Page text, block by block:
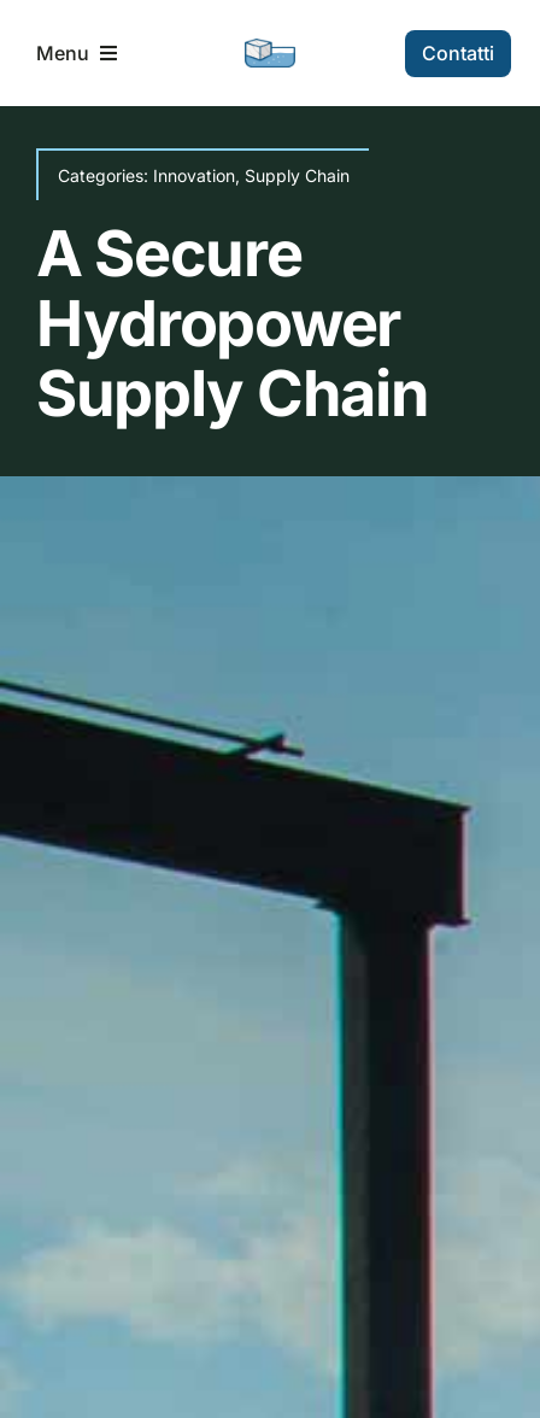
Menu
Home
Partners
News
Contatti
Categories: Innovation, Supply Chain
A Secure
Hydropower
Supply Chain